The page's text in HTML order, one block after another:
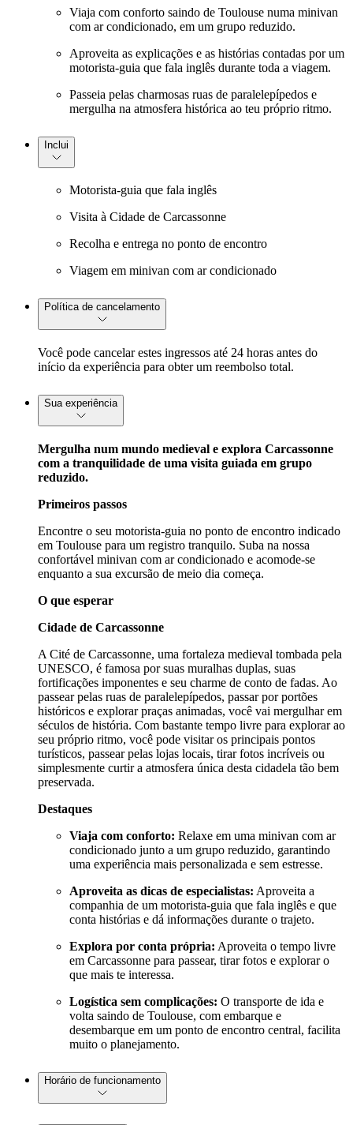
Viaja com conforto saindo de Toulouse numa minivan
com ar condicionado, em um grupo reduzido.
Aproveita as explicações e as histórias contadas por um
motorista-guia que fala inglês durante toda a viagem.
Passeia pelas charmosas ruas de paralelepípedos e
mergulha na atmosfera histórica ao teu próprio ritmo.
Inclui
Motorista-guia que fala inglês
Visita à Cidade de Carcassonne
Recolha e entrega no ponto de encontro
Viagem em minivan com ar condicionado
Política de cancelamento
Você pode cancelar estes ingressos até 24 horas antes do
início da experiência para obter um reembolso total.
Sua experiência
Mergulha num mundo medieval e explora Carcassonne
com a tranquilidade de uma visita guiada em grupo
reduzido.
Primeiros passos
Encontre o seu motorista-guia no ponto de encontro indicado
em Toulouse para um registro tranquilo. Suba na nossa
confortável minivan com ar condicionado e acomode-se
enquanto a sua excursão de meio dia começa.
O que esperar
Cidade de Carcassonne
A Cité de Carcassonne, uma fortaleza medieval tombada pela
UNESCO, é famosa por suas muralhas duplas, suas
fortificações imponentes e seu charme de conto de fadas. Ao
passear pelas ruas de paralelepípedos, passar por portões
históricos e explorar praças animadas, você vai mergulhar em
séculos de história. Com bastante tempo livre para explorar ao
seu próprio ritmo, você pode visitar os principais pontos
turísticos, passear pelas lojas locais, tirar fotos incríveis ou
simplesmente curtir a atmosfera única desta cidadela tão bem
preservada.
Destaques
Viaja com conforto: Relaxe em uma minivan com ar
condicionado junto a um grupo reduzido, garantindo
uma experiência mais personalizada e sem estresse.
Aproveita as dicas de especialistas: Aproveita a
companhia de um motorista-guia que fala inglês e que
conta histórias e dá informações durante o trajeto.
Explora por conta própria: Aproveita o tempo livre
em Carcassonne para passear, tirar fotos e explorar o
que mais te interessa.
Logística sem complicações: O transporte de ida e
volta saindo de Toulouse, com embarque e
desembarque em um ponto de encontro central, facilita
muito o planejamento.
Horário de funcionamento